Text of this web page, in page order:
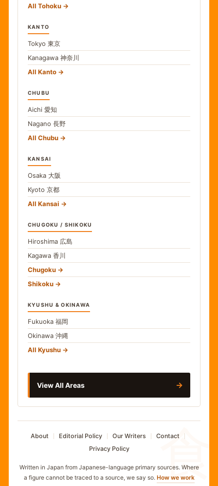
食
All Tohoku
KANTO
Tokyo 東京
Kanagawa 神奈川
All Kanto
CHUBU
Aichi 愛知
Nagano 長野
All Chubu
KANSAI
Osaka 大阪
Kyoto 京都
All Kansai
CHUGOKU / SHIKOKU
Hiroshima 広島
Kagawa 香川
Chugoku
Shikoku
KYUSHU & OKINAWA
Fukuoka 福岡
Okinawa 沖縄
All Kyushu
View All Areas →
About Editorial Policy Our Writers
Contact
Privacy Policy
Written in Japan from Japanese-language primary sources. Where
a figure cannot be traced to a source, we say so. How we work